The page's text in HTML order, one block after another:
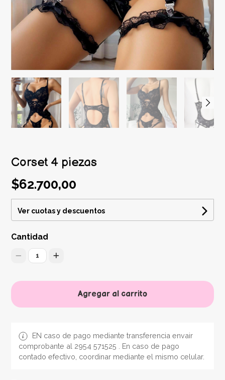
Corset 4 piezas
$62.700,00
Ver cuotas y descuentos
Cantidad
1
Agregar al carrito
EN caso de pago mediante transferencia envair
comprobante al 2954 571525 . En caso de pago
contado efectivo, coordinar mediante el mismo celular.